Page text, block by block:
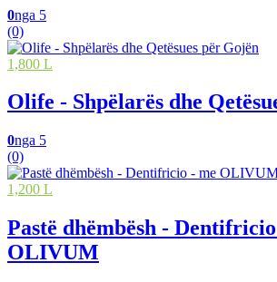
0nga 5
(0)
1,800 L
Olife - Shpëlarës dhe
0nga 5
(0)
1,200 L
Pastë dhëmbësh -
OLIVUM